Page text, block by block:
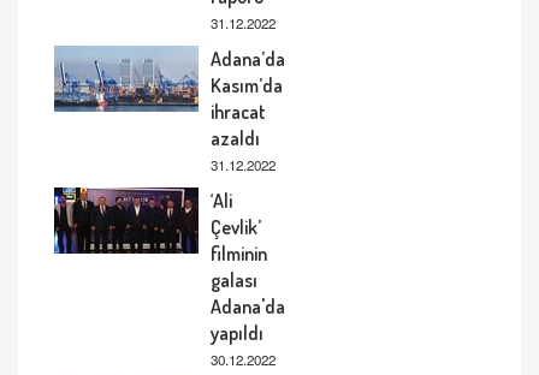
31.12.2022
Adana’da
Kasım’da
ihracat
azaldı
31.12.2022
‘Ali
Çevlik’
filminin
galası
Adana'da
yapıldı
30.12.2022